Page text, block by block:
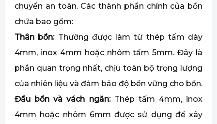
chuyển an toàn. Các thành phần chính của bồn
chứa bao gồm:
Thân bồn:Thường được làm từ thép tấm dày
4mm, inox 4mm hoặc nhôm tấm 5mm. Đây là
phần quan trọng nhất, chịu toàn bộ trọng lượng
của nhiên liệu và đảm bảo độ bền vững cho bồn.
Đầu bồn và vách ngăn:Thép tấm 4mm, inox
4mm hoặc nhôm 6mm được sử dụng để xây